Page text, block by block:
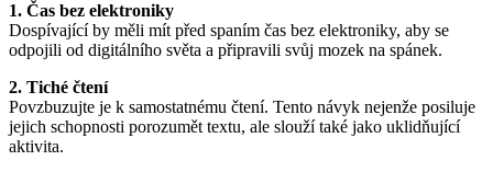
1. Čas bez elektroniky
Dospívající by měli mít před spaním čas bez elektroniky, aby se
odpojili od digitálního světa a připravili svůj mozek na spánek.
2. Tiché čtení
Povzbuzujte je k samostatnému čtení. Tento návyk nejenže posiluje
jejich schopnosti porozumět textu, ale slouží také jako uklidňující
aktivita.